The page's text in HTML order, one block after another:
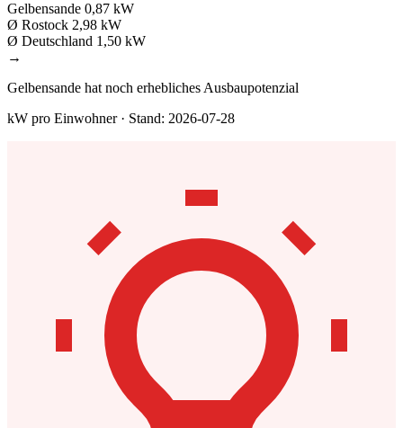
Gelbensande 0,87 kW
Ø Rostock 2,98 kW
Ø Deutschland 1,50 kW
→
Gelbensande hat noch erhebliches Ausbaupotenzial
kW pro Einwohner · Stand: 2026-07-28